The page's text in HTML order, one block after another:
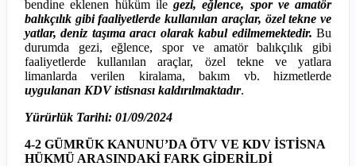
bendine eklenen hüküm ile gezi, eğlence, spor ve amatör
balıkçılık gibi faaliyetlerde kullanılan araçlar, özel tekne ve
yatlar, deniz taşıma aracı olarak kabul edilmemektedir. Bu
durumda gezi, eğlence, spor ve amatör balıkçılık gibi
faaliyetlerde kullanılan araçlar, özel tekne ve yatlara
limanlarda verilen kiralama, bakım vb. hizmetlerde
uygulanan KDV istisnası kaldırılmaktadır.
Yürürlük Tarihi: 01/09/2024
4-2 GÜMRÜK KANUNU’DA ÖTV VE KDV İSTİSNA
HÜKMÜ ARASINDAKİ FARK GİDERİLDİ